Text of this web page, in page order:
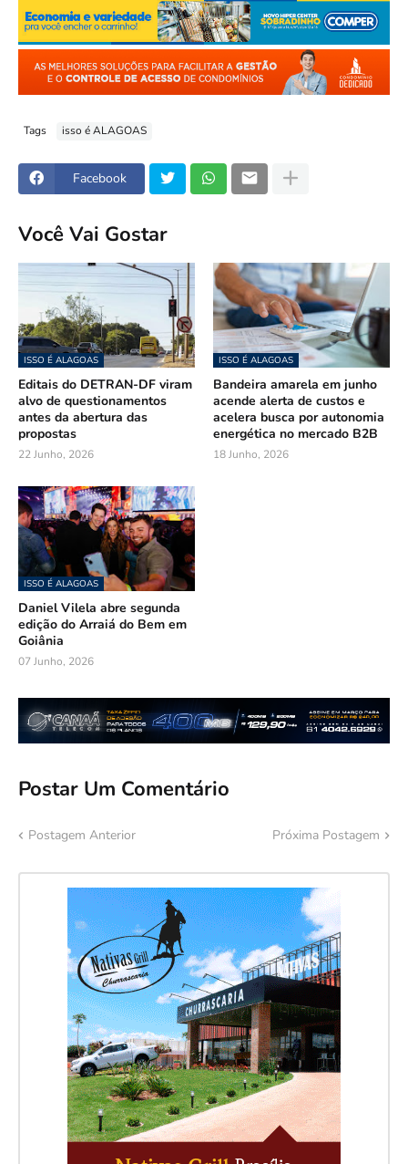
Tags isso é ALAGOAS
Facebook
Você Vai Gostar
ISSO É ALAGOAS
Editais do DETRAN-DF viram
alvo de questionamentos
antes da abertura das
propostas
22 Junho, 2026
ISSO É ALAGOAS
Bandeira amarela em junho
acende alerta de custos e
acelera busca por autonomia
energética no mercado B2B
18 Junho, 2026
ISSO É ALAGOAS
Daniel Vilela abre segunda
edição do Arraiá do Bem em
Goiânia
07 Junho, 2026
Postar Um Comentário
Postagem Anterior Próxima Postagem